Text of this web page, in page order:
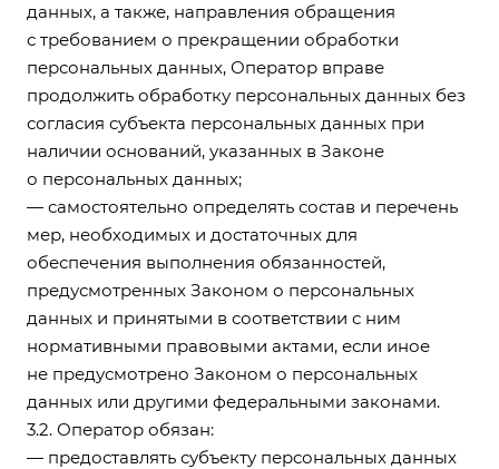
данных, а также, направления обращения
с требованием о прекращении обработки
персональных данных, Оператор вправе
продолжить обработку персональных данных без
согласия субъекта персональных данных при
наличии оснований, указанных в Законе
о персональных данных;
— самостоятельно определять состав и перечень
мер, необходимых и достаточных для
обеспечения выполнения обязанностей,
предусмотренных Законом о персональных
данных и принятыми в соответствии с ним
нормативными правовыми актами, если иное
не предусмотрено Законом о персональных
данных или другими федеральными законами.
3.2. Оператор обязан:
— предоставлять субъекту персональных данных